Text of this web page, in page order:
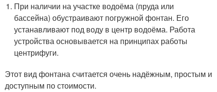
При наличии на участке водоёма (пруда или
бассейна) обустраивают погружной фонтан. Его
устанавливают под воду в центр водоёма. Работа
устройства основывается на принципах работы
центрифуги.
Этот вид фонтана считается очень надёжным, простым и
доступным по стоимости.